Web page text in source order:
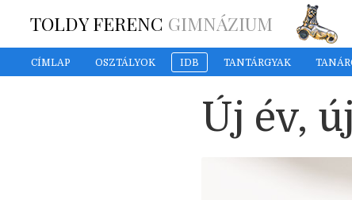
TOLDY FERENC GIMNÁZIUM
CÍMLAP OSZTÁLYOK IDB TANTÁRGYAK
Új év,